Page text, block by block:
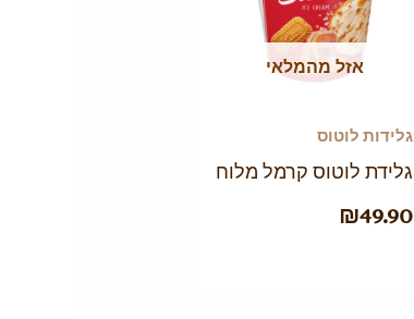
אזל מהמלאי
גלידות לוטוס
גלידת לוטוס קרמל מלוח
₪49.90